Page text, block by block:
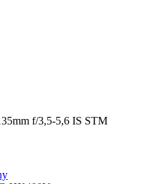
f/3,5-5,6 IS STM